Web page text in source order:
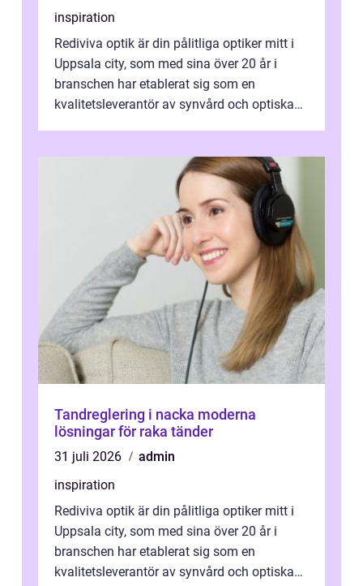
inspiration
Rediviva optik är din pålitliga optiker mitt i
Uppsala city, som med sina över 20 år i
branschen har etablerat sig som en
kvalitetsleverantör av synvård och optiska
Tandreglering i nacka moderna
lösningar för raka tänder
31 juli 2026
admin
inspiration
Rediviva optik är din pålitliga optiker mitt i
Uppsala city, som med sina över 20 år i
branschen har etablerat sig som en
kvalitetsleverantör av synvård och optiska